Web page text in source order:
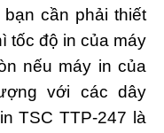
cần phải thiết
tốc độ in của máy
nếu máy in của
với các dây
TSC TTP-247 là